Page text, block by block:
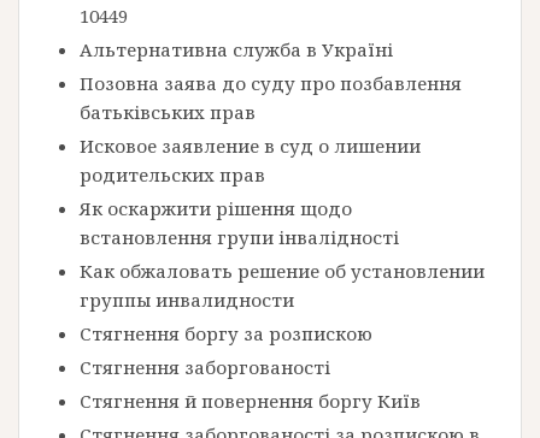
10449
Альтернативна служба в Україні
Позовна заява до суду про позбавлення
батьківських прав
Исковое заявление в суд о лишении
родительских прав
Як оскаржити рішення щодо
встановлення групи інвалідності
Как обжаловать решение об установлении
группы инвалидности
Стягнення боргу за розпискою
Стягнення заборгованості
Стягнення й повернення боргу Київ